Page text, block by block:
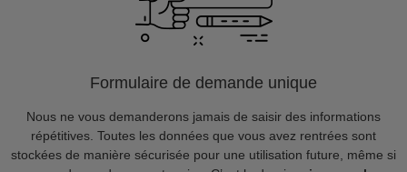
Formulaire de demande unique
Nous ne vous demanderons jamais de saisir des informations
répétitives. Toutes les données que vous avez rentrées sont
stockées de manière sécurisée pour une utilisation future, même si